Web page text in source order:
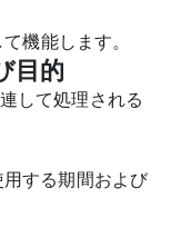
機能します。
目的
して処理される
する期間および